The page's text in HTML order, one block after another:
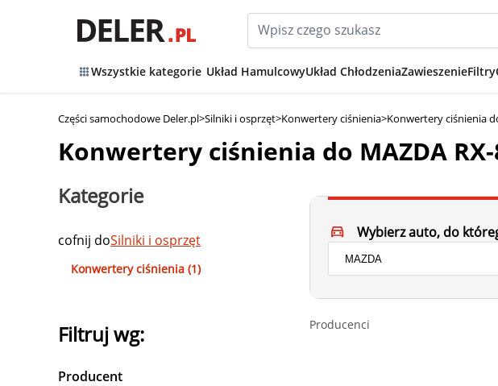
Wszystkie kategorie Układ HamulcowyUkład ChłodzeniaZawieszenieFiltry
Części samochodowe Deler.pl>Silniki i osprzęt>Konwertery ciśnienia>Konwertery ciśnienia
Konwertery ciśnienia do MAZDA
Kategorie
cofnij doSilniki i osprzęt
Konwertery ciśnienia (1)
Filtruj wg:
Producent
Wybierz auto, do
Producenci